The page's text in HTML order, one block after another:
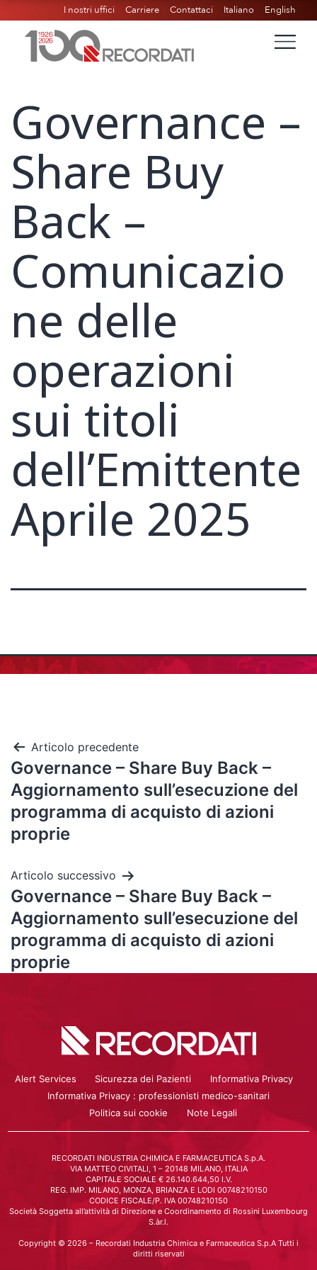
I nostri uffici Carriere Contattaci Italiano English
Governance –
Share Buy
Back –
Comunicazio
ne delle
operazioni
sui titoli
dell’Emittente
Aprile 2025
Articolo precedente
Governance – Share Buy Back –
Aggiornamento sull’esecuzione del
programma di acquisto di azioni
proprie
Articolo successivo
Governance – Share Buy Back –
Aggiornamento sull’esecuzione del
programma di acquisto di azioni
proprie
Alert Services Sicurezza dei Pazienti
Informativa Privacy
Informativa Privacy : professionisti medico-sanitari
Politica sui cookie
Note Legali
RECORDATI INDUSTRIA CHIMICA E FARMACEUTICA S.p.A.
VIA MATTEO CIVITALI, 1 – 20148 MILANO, ITALIA
CAPITALE SOCIALE € 26.140.644,50 I.V.
REG. IMP. MILANO, MONZA, BRIANZA E LODI 00748210150
CODICE FISCALE/P. IVA 00748210150
Società Soggetta all’attività di Direzione e Coordinamento di Rossini Luxembourg
S.àr.l.
Copyright © 2026 – Recordati Industria Chimica e Farmaceutica S.p.A Tutti i
diritti riservati